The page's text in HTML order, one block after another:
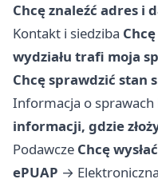
Chcę znaleźć adres i
Kontakt i siedziba
wydziału trafi moja
Chcę sprawdzić stan
Informacja o
informacji, gdzie
Podawcze Chcę
ePUAP →